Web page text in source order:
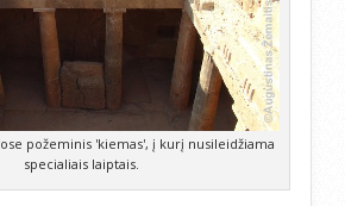
požeminis 'kiemas', į kurį nusileidžiama
specialiais laiptais.